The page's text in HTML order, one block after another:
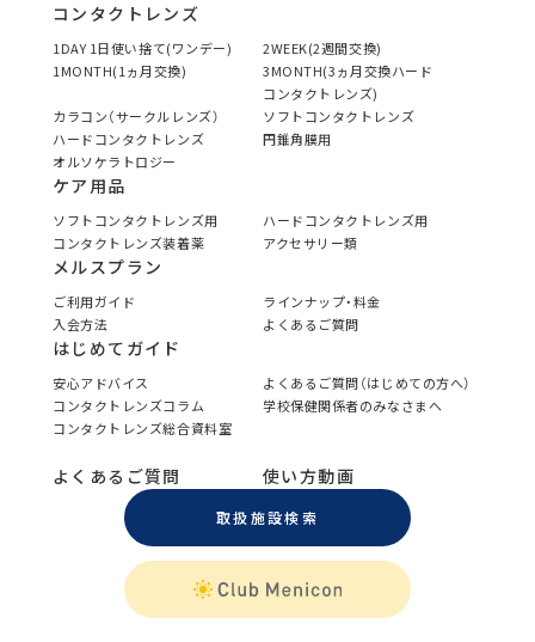
コンタクトレンズ
1DAY 1日使い捨て(ワンデー)
2WEEK(2週間交換)
1MONTH(1ヵ月交換)
3MONTH(3ヵ月交換ハード
コンタクトレンズ)
カラコン（サークルレンズ）
ソフトコンタクトレンズ
ハードコンタクトレンズ
円錐角膜用
オルソケラトロジー
ケア用品
ソフトコンタクトレンズ用
ハードコンタクトレンズ用
コンタクトレンズ装着薬
アクセサリー類
メルスプラン
ご利用ガイド
ラインナップ・料金
入会方法
よくあるご質問
はじめてガイド
安心アドバイス
よくあるご質問（はじめての方へ）
コンタクトレンズコラム
学校保健関係者のみなさまへ
コンタクトレンズ総合資料室
よくあるご質問 使い方動画
取扱施設検索